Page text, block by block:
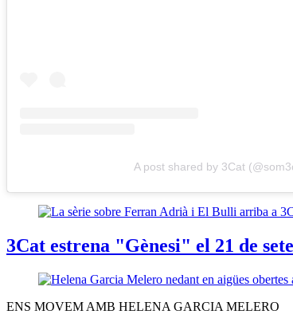
A post shared by 3Cat
3Cat estrena "Gènesi" el 21 de
ENS MOVEM AMB HELENA GARCIA MELERO